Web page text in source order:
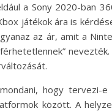
a Sony 2020-ban
játékok ára is
az ár, amit a
hogy tervezi-
között. A